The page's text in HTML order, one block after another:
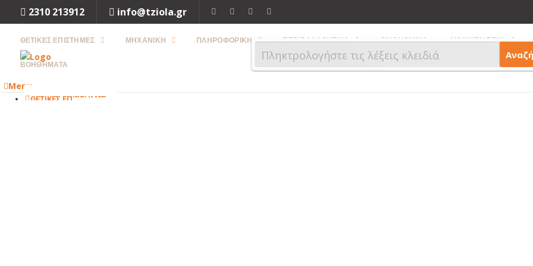
info@tziola.gr
2310 213912
ΘΕΤΙΚΕΣ ΕΠΙΣΤΗΜΕΣ ΜΗΧΑΝΙΚΗ ΠΛΗΡΟΦΟΡΙΚΗ ΠΕΡΙΒΑΛΛΟΝΤΙΚΑ ΟΙΚΟΝΟΜΙΚΑ ΔΙΟΙΚΗΣΗ ΕΠΙΧ.
ΒΟΗΘΗΜΑΤΑ
Menu
ΘΕΤΙΚΕΣ ΕΠΙΣΤΗΜΕΣ